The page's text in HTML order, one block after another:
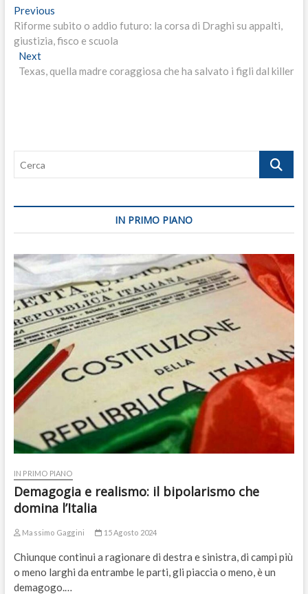
Navigazione
articoli
PreviousPrevious
post:
Riforme subito o addio futuro: la corsa di Draghi su appalti,
giustizia, fisco e scuola
NextNext
post:
Texas, quella madre coraggiosa che ha salvato i figli dal killer
Cerca
IN PRIMO PIANO
IN PRIMO PIANO
Demagogia e realismo: il bipolarismo che
domina l’Italia
Massimo Gaggini 15 Agosto 2024
Chiunque continui a ragionare di destra e sinistra, di campi più
o meno larghi da entrambe le parti, gli piaccia o meno, è un
demagogo.…